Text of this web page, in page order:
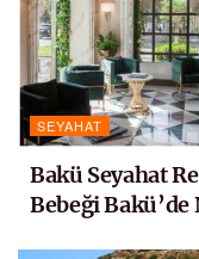
SEYAHAT
Bakü Seyahat
Bebeği Bakü’de